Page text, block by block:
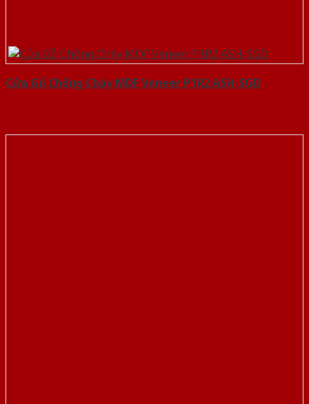
Cửa Gỗ Chống Cháy MDF Veneer P1R2 ASH-SGD